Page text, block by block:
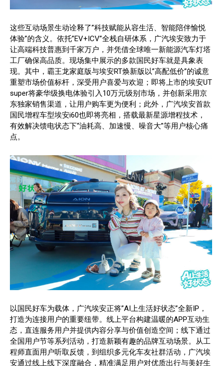
这些互动场景生动诠释了”科技赋能从容生活、智能陪伴愉悦
体验”的含义。依托”EV+ICV”全栈自研体系，广汽埃安致力于
让高端科技普惠到千家万户，并凭借全球唯一新能源汽车灯塔
工厂确保高品质。现场集中展示的多款国民好车就是具象表
现。其中，霸王龙家庭版与埃安RT焕新版以”高配低价”的诚意
重塑市场价值标杆，深受用户喜爱与欢迎；即将上市的埃安UT
super将豪华级换电体验引入10万元级别市场，并创新采用京
东独家销售渠道，让用户购车更为便利；此外，广汽埃安首款
国民增程车型埃安i60也即将亮相，搭载最新星源增程技术，
有效解决馈电状态下“油耗高、加速慢、噪音大”等用户核心痛
点。
以国民好车为载体，广汽埃安正将”AI上生活好状态”全新IP，
打造为连接用户的重要纽带。线上平台构建温暖的APP互动生
态，直连服务用户并提供内容分享与价值创造空间；线下通过
全国用户节等系列活动，打造新颖有趣的品牌互动场景。从工
程师直面用户听取反馈，到组织多元化车友社群活动，广汽埃
安通过线上线下深度融合，精准满足用户对优质出行与美好生